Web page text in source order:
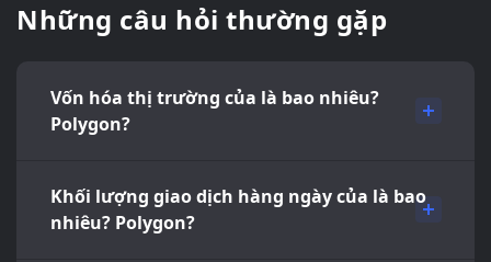
Những câu hỏi thường gặp
Vốn hóa thị trường của là bao nhiêu?
Polygon?
Khối lượng giao dịch hàng ngày của là bao
nhiêu? Polygon?